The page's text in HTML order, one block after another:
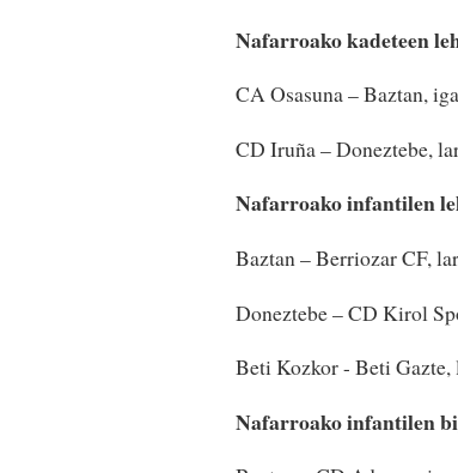
Nafarroako kadeteen
CA Osasuna – Baztan,
CD Iruña – Doneztebe,
Nafarroako infantilen
Baztan – Berriozar CF,
Doneztebe – CD Kirol
Beti Kozkor - Beti Gazte,
Nafarroako infantilen